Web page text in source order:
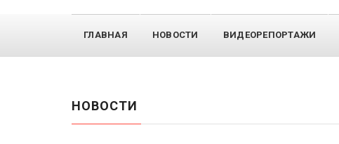
ГЛАВНАЯ НОВОСТИ ВИДЕОРЕПОРТАЖИ
НОВОСТИ